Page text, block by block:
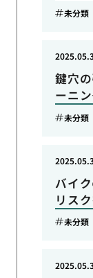
未分類
鍵穴
ーニ
未分類
バイ
リス
未分類